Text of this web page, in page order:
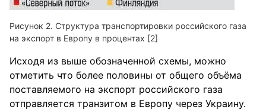
Структура транспортировки российского газа
на экспорт в Европу в процентах [2]
Исходя из выше обозначенной схемы, можно
отметить что более половины от общего объёма
поставляемого на экспорт российского газа
отправляется транзитом в Европу через Украину.